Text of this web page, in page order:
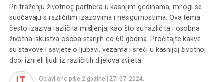
Pri traženju životnog partnera u kasnijim godinama, mnogi se
suočavaju s različitim izazovima i nesigurnostima. Ova tema
često izaziva različita mišljenja, kao što su različita i osobna
životna iskustva osoba starijih od 60 godina. Pročitajte kakve
su stavove i savjete o ljubavi, vezama i sreći u kasnijoj životnoj
dobi iznijeli ljudi iz različitih dijelova svijeta.
Objavljeno prije 2 godine
27. 07. 2024.